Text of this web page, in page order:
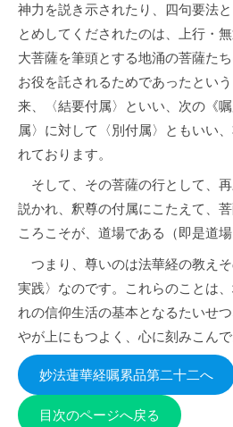
神力を説き示されたり、四句要法
とめしてくだされたのは、上行・
大菩薩を筆頭とする地涌の菩薩た
お役を託されるためであったとい
来、〈結要付属〉といい、次の《
属〉に対して〈別付属〉ともいい
れております。
そして、その菩薩の行として、
説かれ、釈尊の付属にこたえて、
ころこそが、道場である（即是道
つまり、尊いのは法華経の教え
実践〉なのです。これらのことは
れの信仰生活の基本となるたいせ
やが上にもつよく、心に刻みこんで
妙法蓮華経嘱累品第二十二へ
目次のページへ戻る